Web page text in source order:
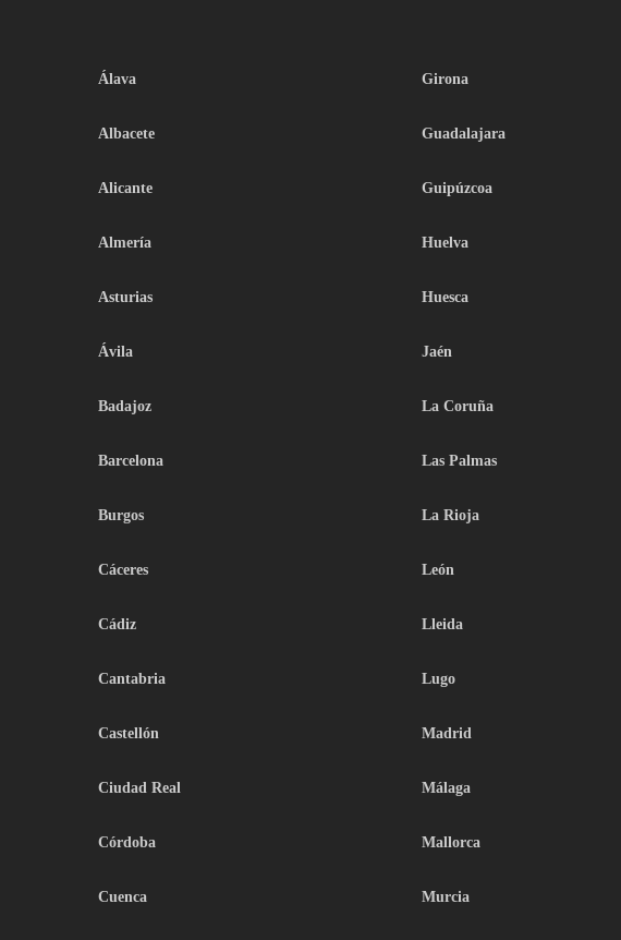
Álava
Albacete
Alicante
Almería
Asturias
Ávila
Badajoz
Barcelona
Burgos
Cáceres
Cádiz
Cantabria
Castellón
Ciudad Real
Córdoba
Cuenca
Girona
Guadalajara
Guipúzcoa
Huelva
Huesca
Jaén
La Coruña
Las Palmas
La Rioja
León
Lleida
Lugo
Madrid
Málaga
Mallorca
Murcia